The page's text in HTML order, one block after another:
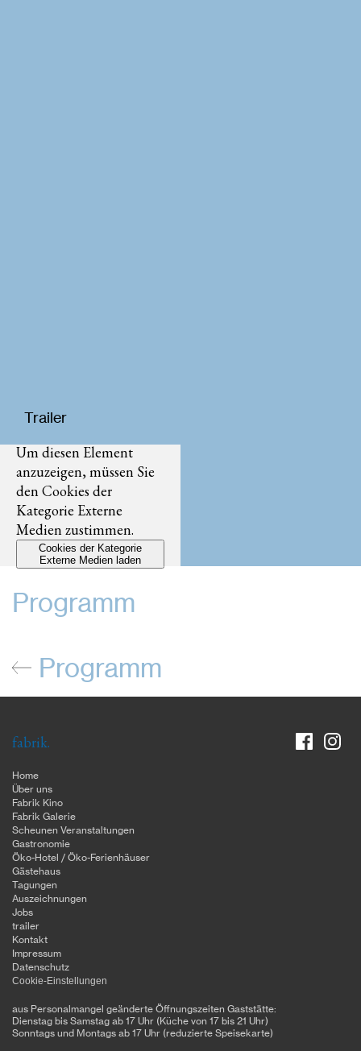
Trailer
Um diesen Element
anzuzeigen, müssen Sie
den Cookies der
Kategorie Externe
Medien zustimmen.
Cookies der Kategorie
Externe Medien laden
Programm
Programm
fabrik.
Home
Über uns
Fabrik Kino
Fabrik Galerie
Scheunen Veranstaltungen
Gastronomie
Öko-Hotel / Öko-Ferienhäuser
Gästehaus
Tagungen
Auszeichnungen
Jobs
trailer
Kontakt
Impressum
Datenschutz
Cookie-Einstellungen
aus Personalmangel geänderte Öffnungszeiten Gaststätte:
Dienstag bis Samstag ab 17 Uhr (Küche von 17 bis 21 Uhr)
Sonntags und Montags ab 17 Uhr (reduzierte Speisekarte)